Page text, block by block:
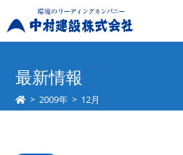
最新情報
> 2009年 > 12月